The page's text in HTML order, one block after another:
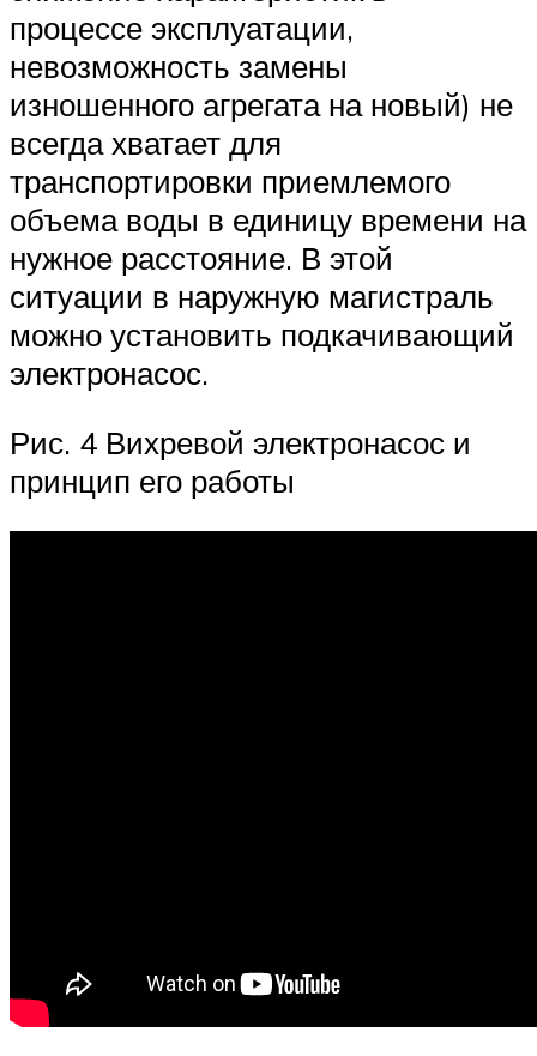
процессе эксплуатации,
невозможность замены
изношенного агрегата на новый) не
всегда хватает для
транспортировки приемлемого
объема воды в единицу времени на
нужное расстояние. В этой
ситуации в наружную магистраль
можно установить подкачивающий
электронасос.
Рис. 4 Вихревой электронасос и
принцип его работы